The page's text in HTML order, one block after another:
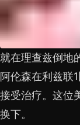
就在理查兹倒地
阿伦森在利兹联
接受治疗。这位
换下。